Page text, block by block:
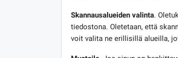
Skannausalueiden valinta.
tiedostona. Oletetaan, että
voit valita ne erillisillä alueilla,